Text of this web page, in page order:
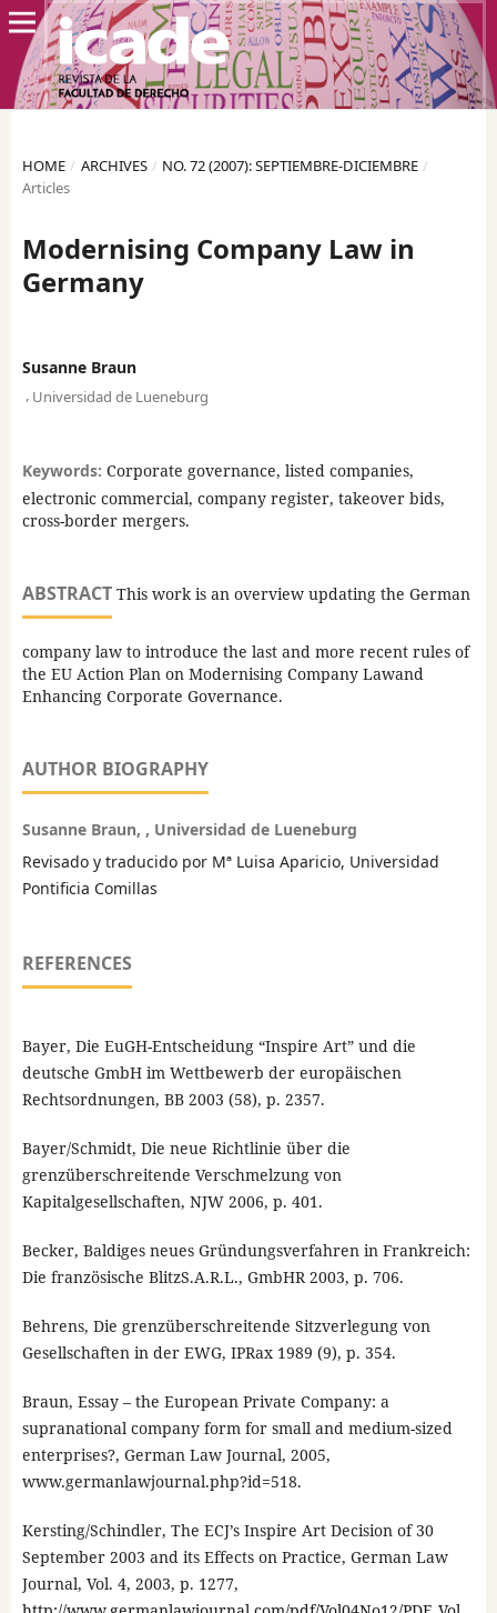
HOME / ARCHIVES / NO. 72 (2007): SEPTIEMBRE-DICIEMBRE /
Articles
Modernising Company Law in
Germany
Susanne Braun
, Universidad de Lueneburg
Keywords: Corporate governance, listed companies,
electronic commercial, company register, takeover bids,
cross-border mergers.
ABSTRACTThis work is an overview updating the German
company law to introduce the last and more recent rules of
the EU Action Plan on Modernising Company Lawand
Enhancing Corporate Governance.
AUTHOR BIOGRAPHY
Susanne Braun, , Universidad de Lueneburg
Revisado y traducido por Mª Luisa Aparicio, Universidad
Pontificia Comillas
REFERENCES
Bayer, Die EuGH-Entscheidung “Inspire Art” und die
deutsche GmbH im Wettbewerb der europäischen
Rechtsordnungen, BB 2003 (58), p. 2357.
Bayer/Schmidt, Die neue Richtlinie über die
grenzüberschreitende Verschmelzung von
Kapitalgesellschaften, NJW 2006, p. 401.
Becker, Baldiges neues Gründungsverfahren in Frankreich:
Die französische BlitzS.A.R.L., GmbHR 2003, p. 706.
Behrens, Die grenzüberschreitende Sitzverlegung von
Gesellschaften in der EWG, IPRax 1989 (9), p. 354.
Braun, Essay – the European Private Company: a
supranational company form for small and medium-sized
enterprises?, German Law Journal, 2005,
www.germanlawjournal.php?id=518.
Kersting/Schindler, The ECJ’s Inspire Art Decision of 30
September 2003 and its Effects on Practice, German Law
Journal, Vol. 4, 2003, p. 1277,